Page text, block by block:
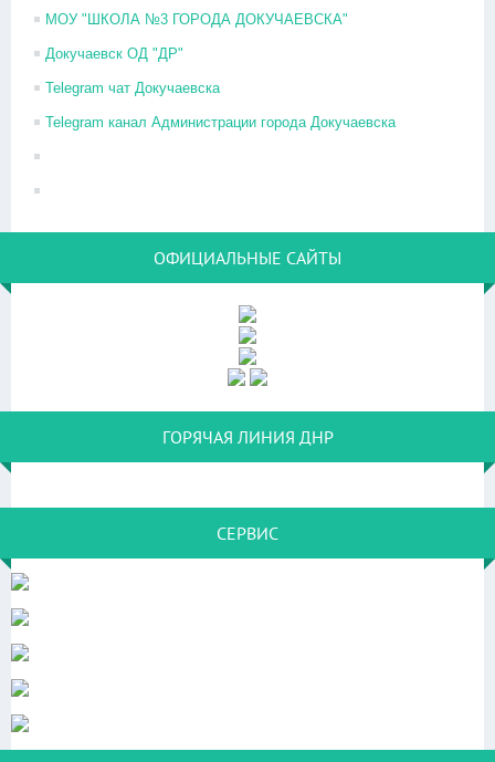
МОУ "ШКОЛА №3 ГОРОДА ДОКУЧАЕВСКА"
Докучаевск ОД "ДР"
Telegram чат Докучаевска
Telegram канал Администрации города Докучаевска
ОФИЦИАЛЬНЫЕ САЙТЫ
ГОРЯЧАЯ ЛИНИЯ ДНР
СЕРВИС